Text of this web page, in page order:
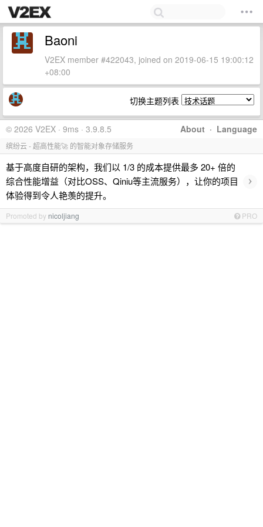
Baoni
V2EX member #422043, joined on 2019-06-15 19:00:12
+08:00
切换主题列表
About · Language
© 2026 V2EX · 9ms · 3.9.8.5
缤纷云 - 超高性能🚀 的智能对象存储服务
基于高度自研的架构，我们以 1/3 的成本提供最多 20+ 倍的
综合性能增益（对比OSS、Qiniu等主流服务），让你的项目
体验得到令人艳羡的提升。
›
Promoted by nicoljiang PRO